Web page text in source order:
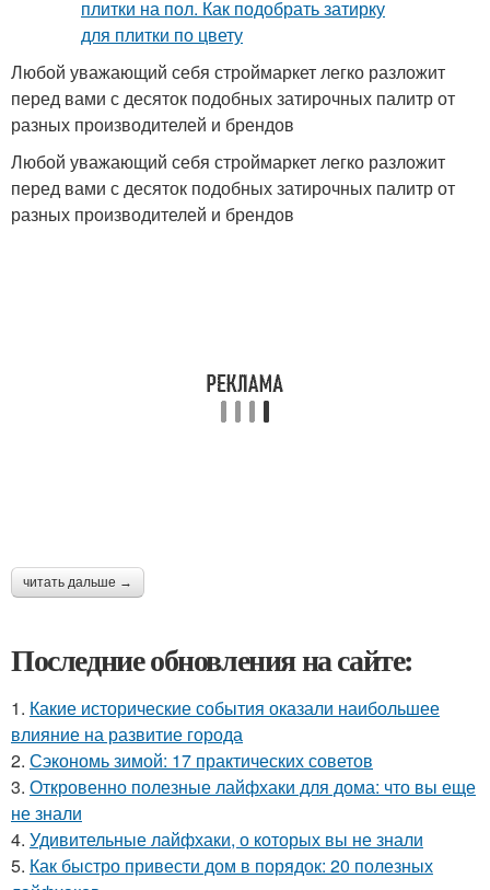
Любой уважающий себя строймаркет легко разложит
перед вами с десяток подобных затирочных палитр от
разных производителей и брендов
Любой уважающий себя строймаркет легко разложит
перед вами с десяток подобных затирочных палитр от
разных производителей и брендов
читать дальше →
Последние обновления на сайте:
1. Какие исторические события оказали наибольшее
влияние на развитие города
2. Сэкономь зимой: 17 практических советов
3. Откровенно полезные лайфхаки для дома: что вы еще
не знали
4. Удивительные лайфхаки, о которых вы не знали
5. Как быстро привести дом в порядок: 20 полезных